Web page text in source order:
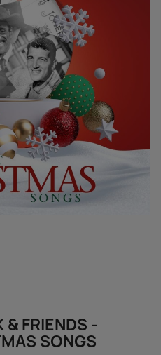
& FRIENDS -
SONGS